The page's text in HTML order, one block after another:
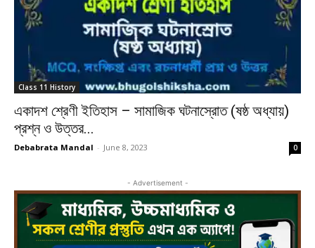
Class 11 History
একাদশ শ্রেণী ইতিহাস – সামাজিক ঘটনাস্রোত (ষষ্ঠ অধ্যায়)
প্রশ্ন ও উত্তর...
Debabrata Mandal - June 8, 2023 0
- Advertisement -